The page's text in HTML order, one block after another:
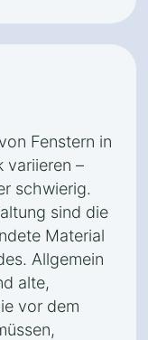
Fenstern in
variieren –
schwierig.
sind die
Material
Allgemein
alte,
vor dem